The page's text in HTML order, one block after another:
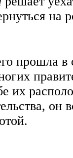
на
прошла в
их
он